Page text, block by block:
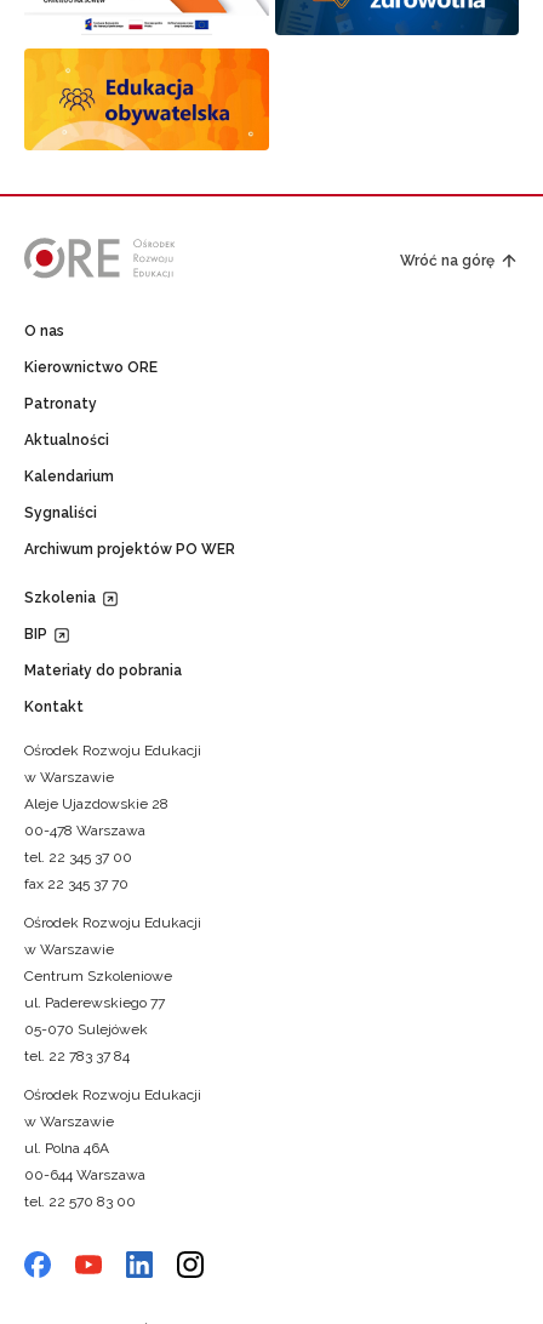
Wróć na górę
O nas
Kierownictwo ORE
Patronaty
Aktualności
Kalendarium
Sygnaliści
Archiwum projektów PO WER
Szkolenia
BIP
Materiały do pobrania
Kontakt
Ośrodek Rozwoju Edukacji
w Warszawie
Aleje Ujazdowskie 28
00-478 Warszawa
tel. 22 345 37 00
fax 22 345 37 70
Ośrodek Rozwoju Edukacji
w Warszawie
Centrum Szkoleniowe
ul. Paderewskiego 77
05-070 Sulejówek
tel. 22 783 37 84
Ośrodek Rozwoju Edukacji
w Warszawie
ul. Polna 46A
00-644 Warszawa
tel. 22 570 83 00